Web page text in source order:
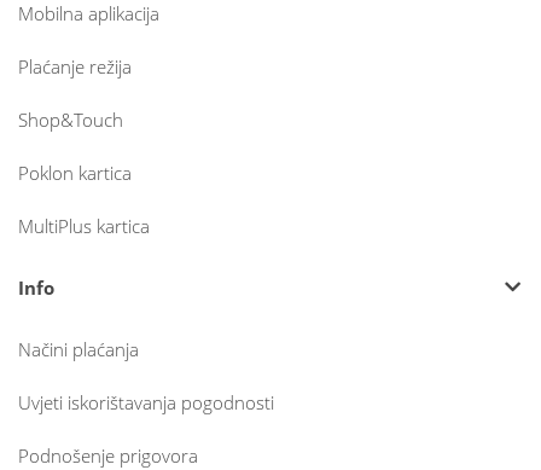
Mobilna aplikacija
Plaćanje režija
Shop&Touch
Poklon kartica
MultiPlus kartica
Info
Načini plaćanja
Uvjeti iskorištavanja pogodnosti
Podnošenje prigovora